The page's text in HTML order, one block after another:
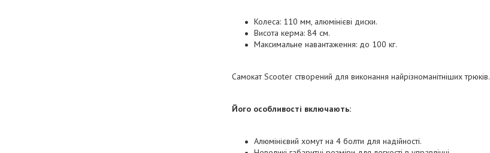
Колеса: 110 мм, алюмінієві диски.
Висота керма: 84 см.
Максимальне навантаження: до 100 кг.
Самокат Scooter створений для виконання найрізноманітніших трюків.
Його особливості включають:
Алюмінієвий хомут на 4 болти для надійності.